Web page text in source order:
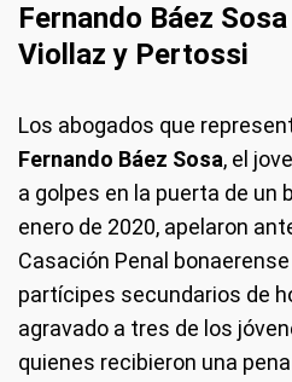
Fernando Báez
Viollaz y Pertossi
Los abogados que
Fernando Báez Sosa, el
a golpes en la puerta de un
enero de 2020, apelaron
Casación Penal
partícipes secundarios de
agravado a tres de los
quienes recibieron una